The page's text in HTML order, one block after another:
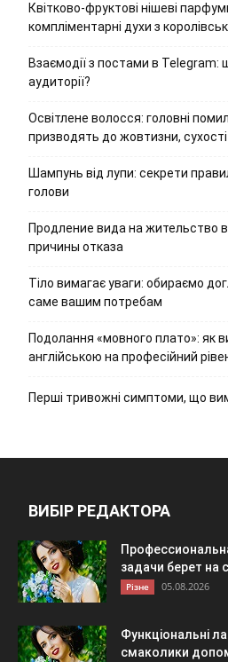
Квітково-фруктові нішеві
компліментарні духи з
Взаємодії з постами в Telegram:
аудиторії?
Освітлене волосся: головні
призводять до жовтизни,
Шампунь від лупи: секрети
голови
Продление вида на жительство
причины отказа
Тіло вимагає уваги: обираємо
саме вашим потребам
Подолання «мовного плато»: як
англійською на професійний
Перші тривожні симптоми, що
ВИБІР РЕДАКТОРА
задачи берет на
Різне 05.08.2026
Функціональні
смаколики